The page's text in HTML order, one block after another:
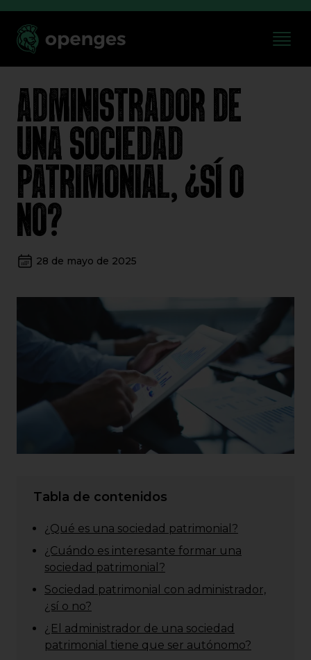
ADMINISTRADOR DE
UNA SOCIEDAD
PATRIMONIAL, ¿SÍ O
NO?
28 de mayo de 2025
Tabla de contenidos
¿Qué es una sociedad patrimonial?
¿Cuándo es interesante formar una
sociedad patrimonial?
Sociedad patrimonial con administrador,
¿sí o no?
¿El administrador de una sociedad
patrimonial tiene que ser autónomo?